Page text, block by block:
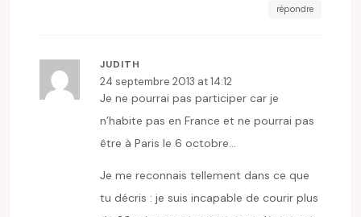
répondre
JUDITH
24 septembre 2013 at 14:12
Je ne pourrai pas participer car je
n’habite pas en France et ne pourrai pas
être à Paris le 6 octobre…
Je me reconnais tellement dans ce que
tu décris : je suis incapable de courir plus